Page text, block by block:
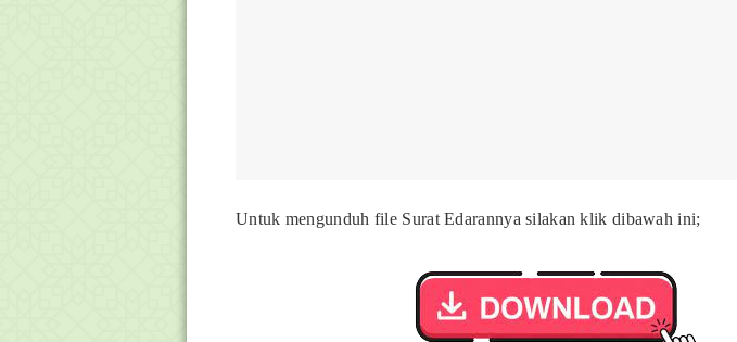
Untuk mengunduh file Surat Edarannya silakan klik dibawah ini;